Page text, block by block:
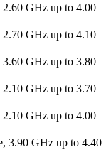
GHz up to 4.00
GHz up to 4.10
GHz up to 3.80
GHz up to 3.70
GHz up to 4.00
3.90 GHz up to 4.40